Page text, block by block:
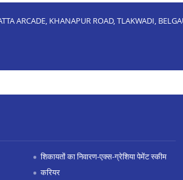
ARCADE, KHANAPUR ROAD, TLAKWADI,
शिकायतों का निवारण-एक्स-ग्रेशिया पेमेंट स्कीम
करियर